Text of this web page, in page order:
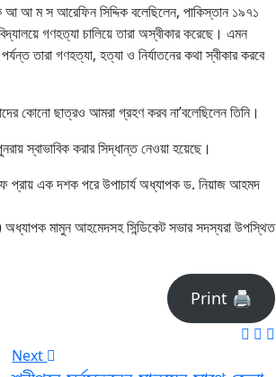
আ আ ম স আরেফিন সিদ্দিক বলেছিলেন, পাকিস্তান ১৯৭১
গণহত্যা চালিয়ে তারা অস্বীকার করেছে। এমন
তারা গণহত্যা, হত্যা ও নির্যাতনের কথা স্বীকার করবে
কোনো ছাত্রও আমরা গ্রহণ করব না’বলেছিলেন তিনি।
স্বাভাবিক করার সিদ্ধান্ত নেওয়া হয়েছে।
প্রায় এক দশক পরে উপাচার্য অধ্যাপক ড. নিয়াজ আহমদ
অধ্যাপক মামুন আহমেদসহ সিন্ডিকেট সভার সদস্যরা উপস্থিত
Print 🖨
Next